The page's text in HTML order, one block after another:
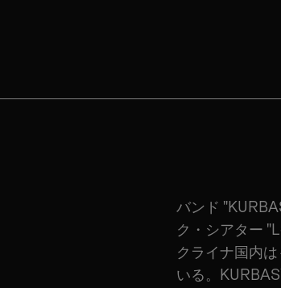
バンド
ク・シアター
クライナ国内
いる。